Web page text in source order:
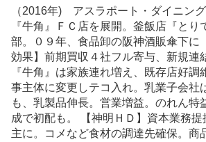
（2016年) アスラポート・ダイニン
『牛角』ＦＣ店を展開。釜飯店『とり
部。０９年、食品卸の阪神酒販傘下に
効果】前期買収４社フル寄与、新規連
『牛角』は家族連れ増え、既存店好調
事主体に変更しテコ入れ。乳業子会社
も、乳製品伸長。営業増益。のれん特
成で初配も。 【神明ＨＤ】資本業務
主に。
コメ など食材の調達先確保。商